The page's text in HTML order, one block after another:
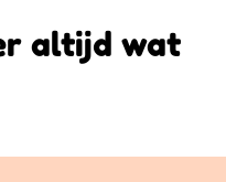
altijd wat